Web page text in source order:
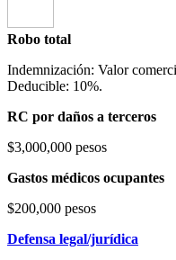
Robo total
Indemnización: Valor
Deducible: 10%.
RC por daños a terceros
$3,000,000 pesos
Gastos médicos ocupantes
$200,000 pesos
Defensa legal/jurídica